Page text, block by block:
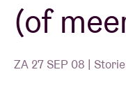
Nieuws
(of
ZA 27 SEP 08 |